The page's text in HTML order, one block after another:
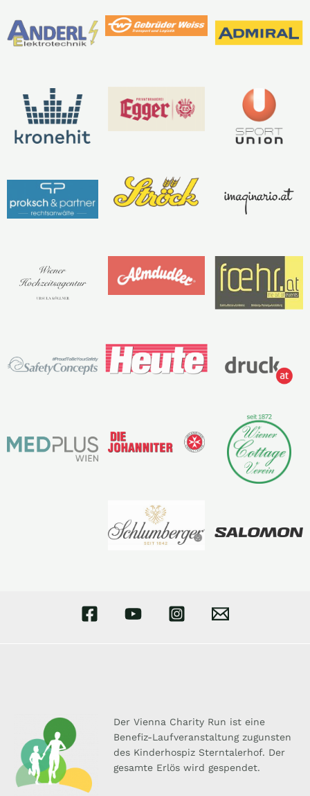
Der Vienna Charity Run ist eine
Benefiz-Laufveranstaltung zugunsten
des Kinderhospiz Sterntalerhof. Der
gesamte Erlös wird gespendet.